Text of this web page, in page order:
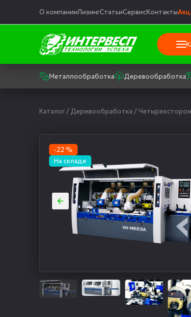
О компанииЛизингСтатьиСервисКонтакты
Металлообработка Деревообработка
Каталог/ Деревообработка /
-22 %
На складе